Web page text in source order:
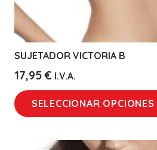
SUJETADOR VICTORIA B
17,95€ I.V.A.
SELECCIONAR OPCIONES